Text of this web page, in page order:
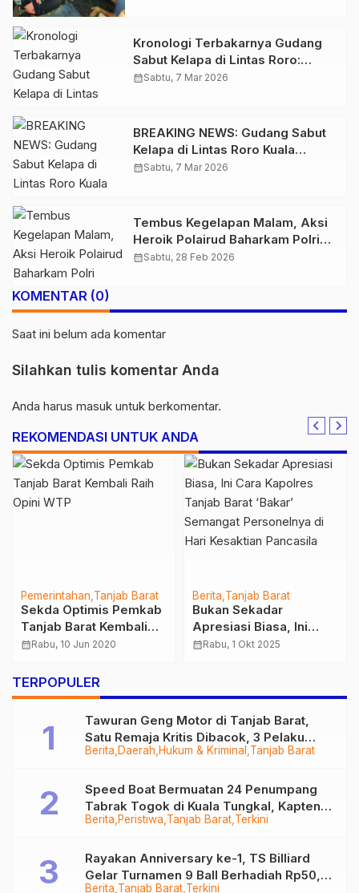
Kronologi Terbakarnya Gudang
Sabut Kelapa di Lintas Roro:
CCTV Mati Mendadak, Api
calendar_monthSabtu, 7 Mar 2026
BREAKING NEWS: Gudang Sabut
Kelapa di Lintas Roro Kuala
Tungkal Terbakar, Petugas
calendar_monthSabtu, 7 Mar 2026
Tembus Kegelapan Malam, Aksi
Heroik Polairud Baharkam Polri
Selamatkan Nyawa Pasien Kritis
calendar_monthSabtu, 28 Feb 2026
KOMENTAR (0)
Saat ini belum ada komentar
Silahkan tulis komentar Anda
Anda harus masuk untuk berkomentar.
REKOMENDASI UNTUK ANDA
Pemerintahan Tanjab Barat
Sekda Optimis Pemkab
Tanjab Barat Kembali
Raih Opini WTP
calendar_monthRabu, 10 Jun 2020
Berita Tanjab Barat
Bukan Sekadar
Apresiasi Biasa, Ini
Cara Kapolres Tanjab
Kesaktian Pancasila
calendar_monthRabu, 1 Okt 2025
TERPOPULER
Berita Daerah Hukum & Kriminal Tanjab Barat
Tawuran Geng Motor di Tanjab Barat,
Satu Remaja Kritis Dibacok, 3 Pelaku
Ditangkap
Berita Peristiwa Tanjab Barat Terkini
Speed Boat Bermuatan 24 Penumpang
Tabrak Togok di Kuala Tungkal, Kapten
Sempat Hilang
Berita Tanjab Barat Terkini
Rayakan Anniversary ke-1, TS Billiard
Gelar Turnamen 9 Ball Berhadiah Rp50,8